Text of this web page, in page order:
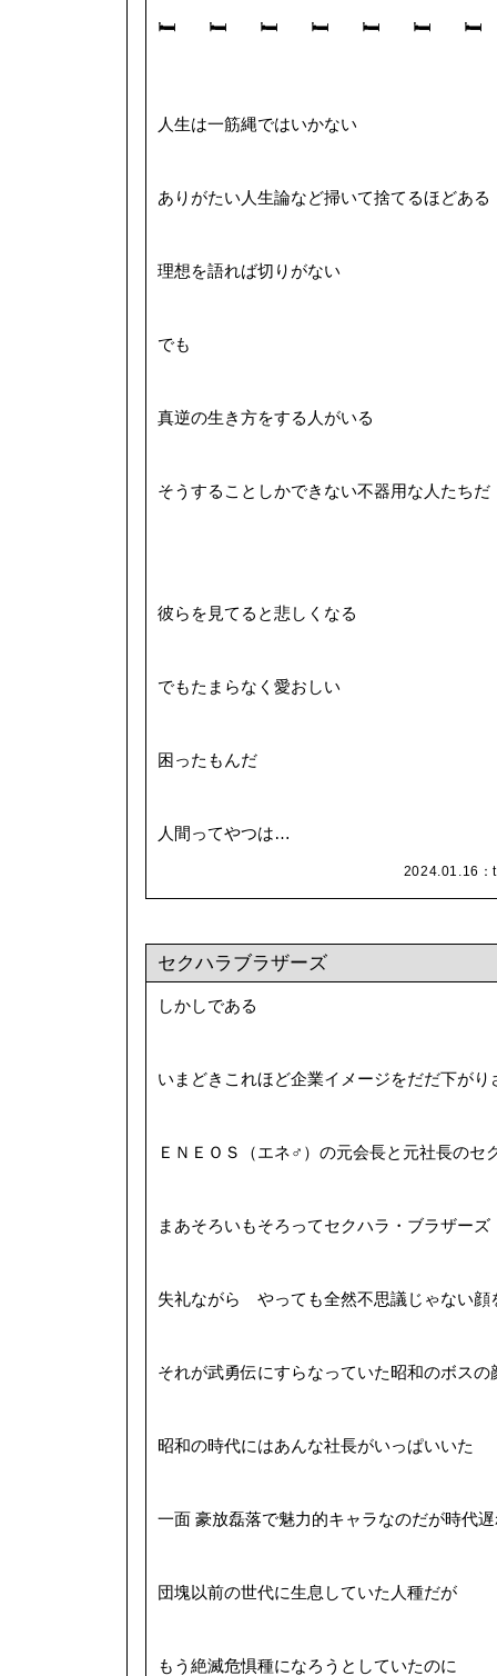
🛏 🛏 🛏 🛏 🛏 🛏 🛏
人生は一筋縄ではいかない
ありがたい人生論など掃いて捨てるほどある
理想を語れば切りがない
でも
真逆の生き方をする人がいる
そうすることしかできない不器用な人たちだ
彼らを見てると悲しくなる
でもたまらなく愛おしい
困ったもんだ
人間ってやつは…
2024.01.16：
セクハラブラザーズ
しかしである
いまどきこれほど企業イメージをだだ下が
ＥＮＥＯＳ（エネ♂）の元会長と元社長のセ
まあそろいもそろってセクハラ・ブラザー
失礼ながら やっても全然不思議じゃない顔
それが武勇伝にすらなっていた昭和のボスの
昭和の時代にはあんな社長がいっぱいいた
一面 豪放磊落で魅力的キャラなのだが時代
団塊以前の世代に生息していた人種だが
もう絶滅危惧種になろうとしていたのに